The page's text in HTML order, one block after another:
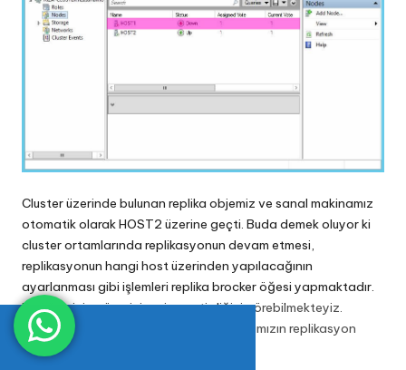
Cluster üzerinde bulunan replika objemiz ve sanal makinamız
otomatik olarak HOST2 üzerine geçti. Buda demek oluyor ki
cluster ortamlarında replikasyonun devam etmesi,
replikasyonun hangi host üzerinden yapılacağının
ayarlanması gibi işlemleri replika brocker öğesi yapmaktadır.
Bu öğemizin görevini yerine getirdiğini görebilmekteyiz.
Öğemiz çalışır durumda ve sanal makinamızın replikasyon
işlemlerini devam ettirmekte.